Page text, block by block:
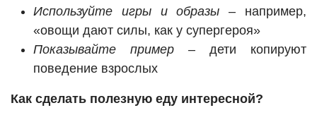
Используйте игры и образы – например,
«овощи дают силы, как у супергероя»
Показывайте пример – дети копируют
поведение взрослых
Как сделать полезную еду интересной?